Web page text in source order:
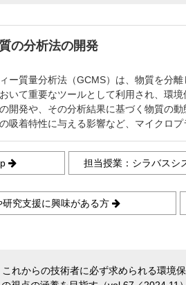
の分析法の開発
ー質量分析法（GCMS）は、物質を分
いて重要なツールとして利用され、環
開発や、その分析結果に基づく物質の
吸着特性に与える影響など、マイクロ
担当授業：シラバスシ
研究支援に興味がある方
これからの技術者に必ず求められる環境